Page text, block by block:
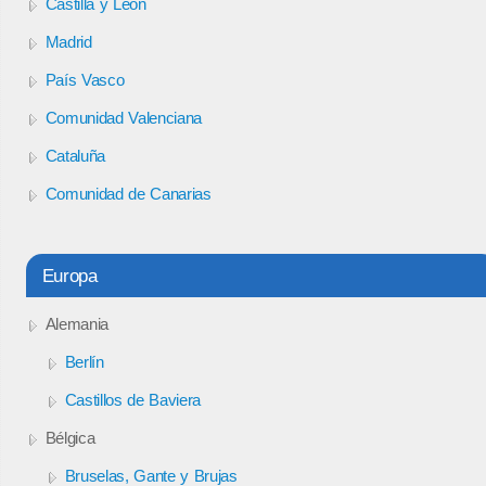
Madrid
País Vasco
Comunidad Valenciana
Cataluña
Comunidad de Canarias
Europa
Alemania
Berlín
Castillos de Baviera
Bélgica
Bruselas, Gante y Brujas